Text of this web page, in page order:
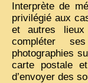
LAOS
CAMBODGE
REMARQUABLES
VIETNAM 1950
Interprète de
privilégié aux
et autres
compléter
photographies
carte postale
d’envoyer des